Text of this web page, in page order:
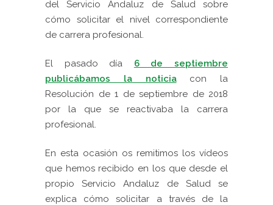
del Servicio Andaluz de Salud sobre
cómo solicitar el nivel correspondiente
de carrera profesional.
El pasado día
6 de septiembre
publicábamos la noticia
con la
Resolución de 1 de septiembre de 2018
por la que se reactivaba la carrera
profesional.
En esta ocasión os remitimos los vídeos
que hemos recibido en los que desde el
propio Servicio Andaluz de Salud se
explica cómo solicitar a través de la